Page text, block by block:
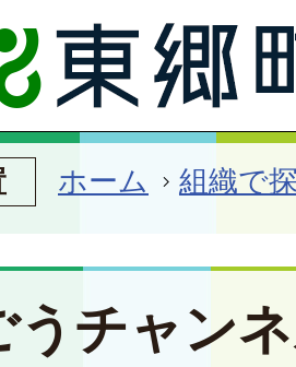
ホーム 組織で
うチャン